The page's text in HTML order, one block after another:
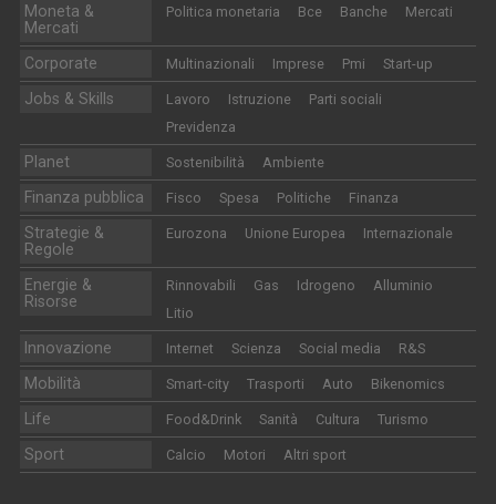
Moneta &
Mercati
Politica monetaria Bce Banche Mercati
Corporate Multinazionali Imprese Pmi Start-up
Jobs & Skills Lavoro Istruzione
Parti sociali
Previdenza
Planet Sostenibilità Ambiente
Finanza pubblica Fisco Spesa Politiche Finanza
Strategie &
Regole
Eurozona Unione Europea Internazionale
Energie &
Risorse
Rinnovabili Gas Idrogeno
Alluminio
Litio
Innovazione Internet Scienza Social media R&S
Mobilità Smart-city Trasporti Auto Bikenomics
Life Food&Drink Sanità Cultura Turismo
Sport Calcio Motori Altri sport